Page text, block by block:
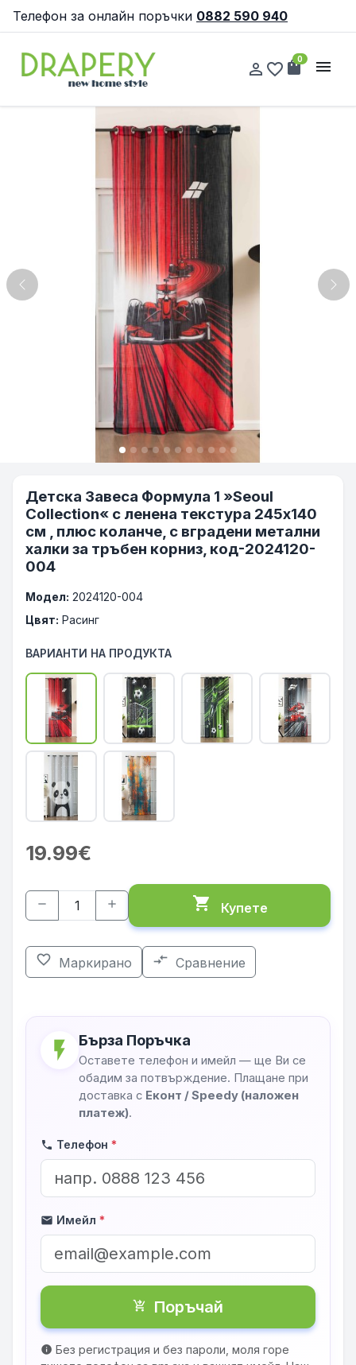
Телефон за онлайн поръчки 0882 590 940
person_outline favorite_border shopping_bag
0 menu
Previous
Детска Завеса Формула 1 »Seoul
Collection« с ленена текстура 245х140
см , плюс коланче, с вградени метални
халки за тръбен корниз, код-2024120-
004
Модел: 2024120-004
Цвят: Расинг
ВАРИАНТИ НА ПРОДУКТА
19.99€
remove add shopping_cart Купете
favorite_border Маркирано compare_arrows Сравнение
flash_on Бърза Поръчка
Оставете телефон и имейл — ще Ви се
обадим за потвърждение. Плащане при
доставка с Еконт / Speedy (наложен
платеж).
phone Телефон *
mail Имейл *
shopping_cart_checkout Поръчай
info Без регистрация и без пароли, моля горе